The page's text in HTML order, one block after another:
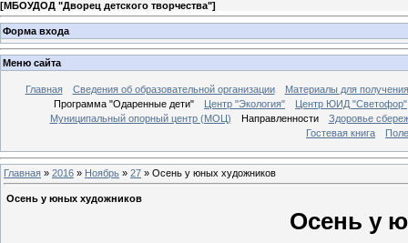
[МБОУДОД "Дворец детского творчества"]
Форма входа
Меню сайта
Главная Сведения об образовательной организации
Материалы для
Программа "Одаренные дети"
Центр "Экология"
Центр ЮИД "Светофор"
Муниципальный опорный центр (МОЦ)
Направленности
Здоровье
Гостевая книга
Главная » 2016 » Ноябрь » 27 » Осень у юных художников
Осень у юных художников
Осень у